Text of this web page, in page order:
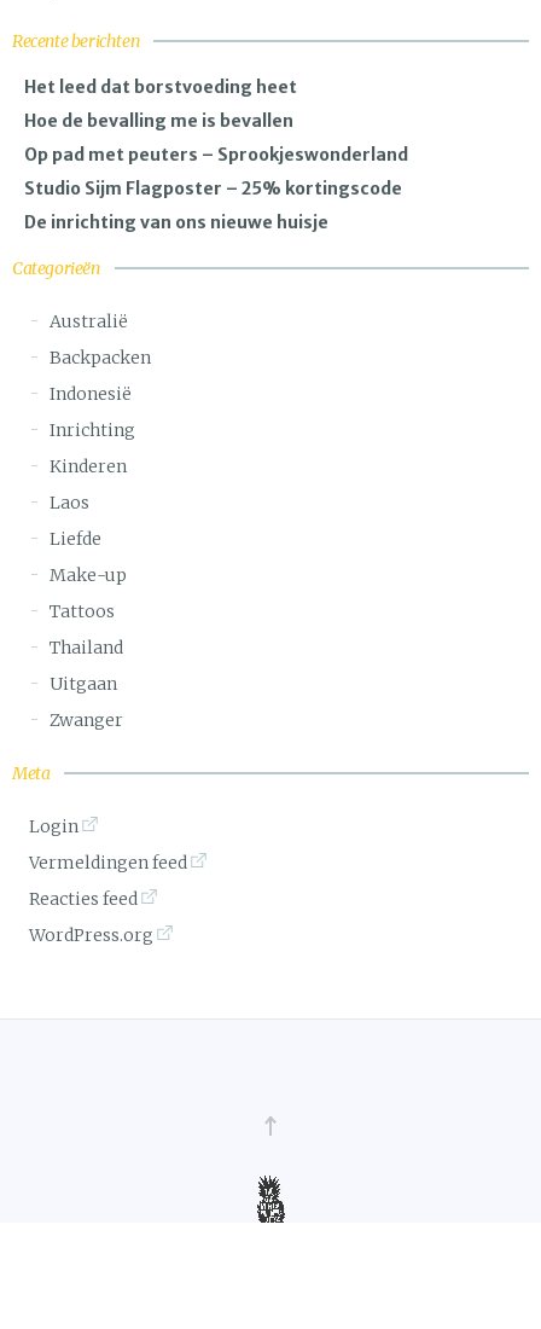
Recente berichten
Het leed dat borstvoeding heet
Hoe de bevalling me is bevallen
Op pad met peuters – Sprookjeswonderland
Studio Sijm Flagposter – 25% kortingscode
De inrichting van ons nieuwe huisje
Categorieën
Australië
Backpacken
Indonesië
Inrichting
Kinderen
Laos
Liefde
Make-up
Tattoos
Thailand
Uitgaan
Zwanger
Meta
Login
Vermeldingen feed
Reacties feed
WordPress.org